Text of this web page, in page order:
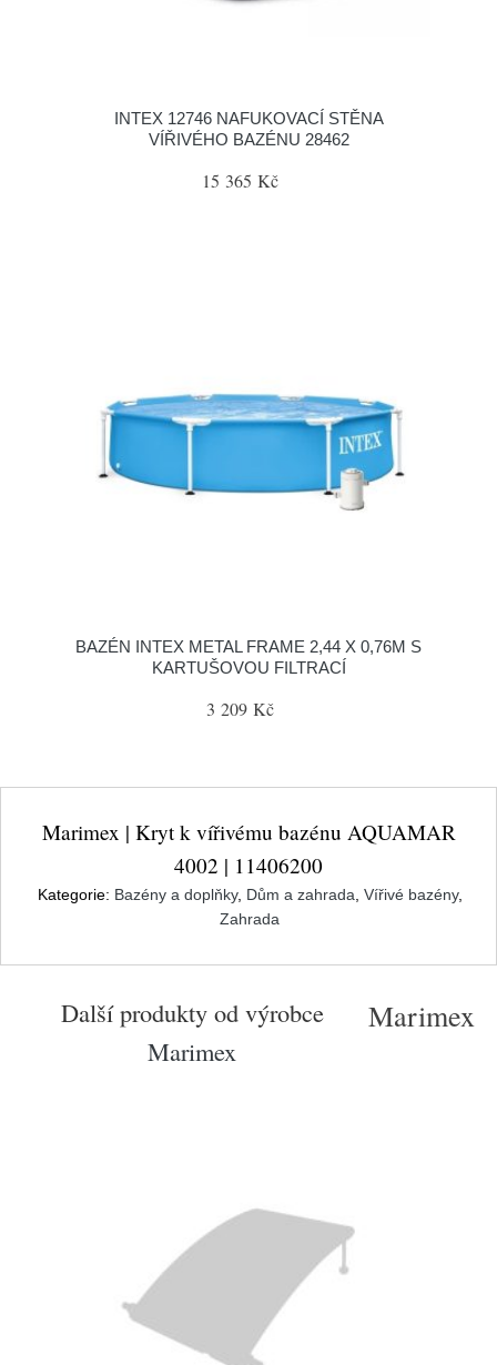
INTEX 12746 NAFUKOVACÍ STĚNA
VÍŘIVÉHO BAZÉNU 28462
15 365 Kč
BAZÉN INTEX METAL FRAME 2,44 X 0,76M S
KARTUŠOVOU FILTRACÍ
3 209 Kč
Marimex | Kryt k vířivému bazénu AQUAMAR
4002 | 11406200
Kategorie: Bazény a doplňky, Dům a zahrada Vířivé bazény,
Zahrada
Další produkty od výrobce
Marimex
Marimex